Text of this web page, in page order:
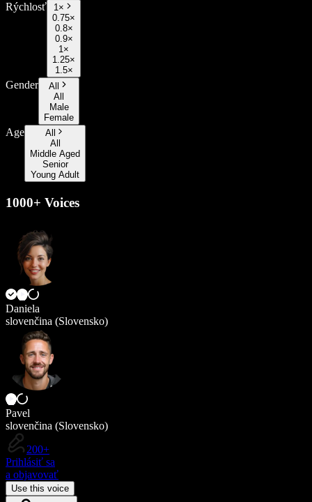
Rýchlosť 1×
0.75×
0.8×
0.9×
1×
1.25×
1.5×
Gender
All
All
Male
Female
Age
All
All
Middle Aged
Senior
Young Adult
1000+ Voices
Daniela
slovenčina (Slovensko)
Pavel
slovenčina (Slovensko)
200+
Prihlásiť sa
a objavovať
Use this voice